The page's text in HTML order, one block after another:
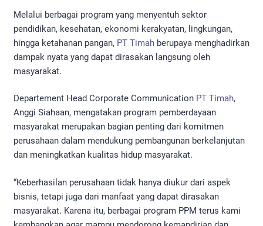
Melalui berbagai program yang menyentuh sektor
pendidikan, kesehatan, ekonomi kerakyatan, lingkungan,
hingga ketahanan pangan, PT Timah berupaya menghadirkan
dampak nyata yang dapat dirasakan langsung oleh
masyarakat.
Departement Head Corporate Communication PT Timah,
Anggi Siahaan, mengatakan program pemberdayaan
masyarakat merupakan bagian penting dari komitmen
perusahaan dalam mendukung pembangunan berkelanjutan
dan meningkatkan kualitas hidup masyarakat.
“Keberhasilan perusahaan tidak hanya diukur dari aspek
bisnis, tetapi juga dari manfaat yang dapat dirasakan
masyarakat. Karena itu, berbagai program PPM terus kami